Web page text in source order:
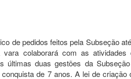
de pedidos feitos pela Subseção
colaborará com as
últimas duas gestões da
de 7 anos. A lei de criação